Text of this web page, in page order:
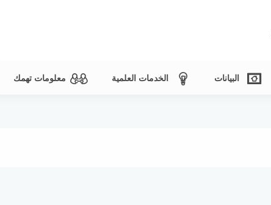
البيانات الخدمات العلمية معلومات تهمك